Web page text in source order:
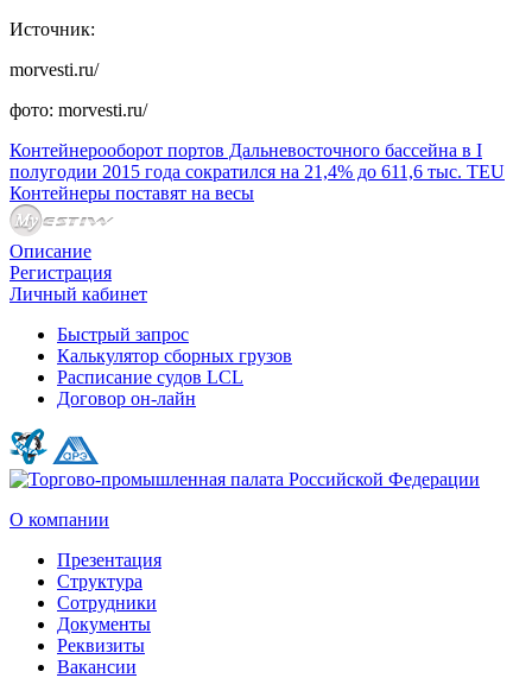
Источник:
morvesti.ru/
фото: morvesti.ru/
Контейнерооборот портов Дальневосточного бассейна в I
полугодии 2015 года сократился на 21,4% до 611,6 тыс. TEU
Контейнеры поставят на весы
Описание
Регистрация
Личный кабинет
Быстрый запрос
Калькулятор сборных грузов
Расписание судов LCL
Договор он-лайн
О компании
Презентация
Структура
Сотрудники
Документы
Реквизиты
Вакансии